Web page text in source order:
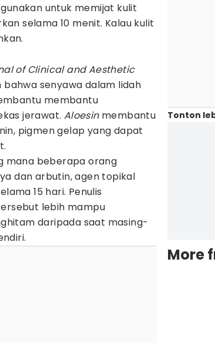
untuk memijat kulit
selama 10 menit. Kalau kulit
of Clinical and Aesthetic
senyawa dalam lidah
membantu
jerawat. Aloesinmembantu
pigmen gelap yang dapat
mana beberapa orang
dan arbutin, agen topikal
15 hari. Penulis
lebih mampu
daripada saat masing-
Tonton
More